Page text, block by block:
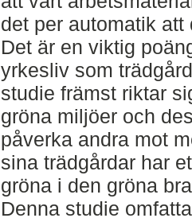
det per automatik
Det är en viktig
yrkesliv som
studie främst riktar
gröna miljöer och
påverka andra mot
sina trädgårdar har
gröna i den gröna
Denna studie